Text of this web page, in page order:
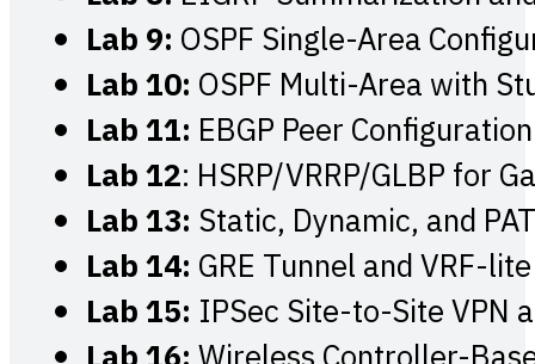
Lab 9: OSPF Single-Area
Lab 10: OSPF Multi-Area with
Lab 11: EBGP Peer
Lab 12: HSRP/VRRP/GLBP for
Lab 13: Static, Dynamic, and
Lab 14: GRE Tunnel and VRF-
Lab 15: IPSec Site-to-Site VPN